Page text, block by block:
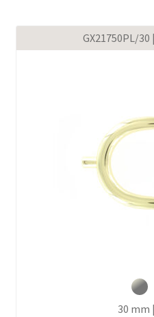
GX21750PL/30
30 mm